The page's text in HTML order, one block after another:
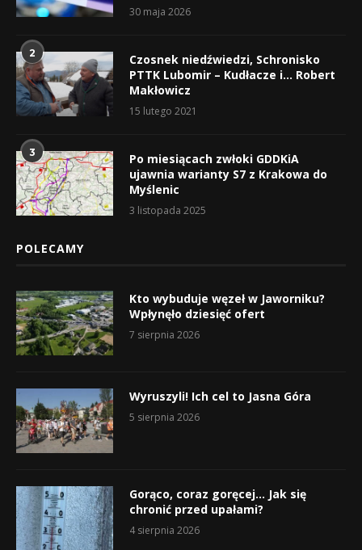
30 maja 2026
2
Czosnek niedźwiedzi, Schronisko
PTTK Lubomir – Kudłacze i… Robert
Makłowicz
15 lutego 2021
3
Po miesiącach zwłoki GDDKiA
ujawnia warianty S7 z Krakowa do
Myślenic
3 listopada 2025
POLECAMY
Kto wybuduje węzeł w Jaworniku?
Wpłynęło dziesięć ofert
7 sierpnia 2026
Wyruszyli! Ich cel to Jasna Góra
5 sierpnia 2026
Gorąco, coraz goręcej… Jak się
chronić przed upałami?
4 sierpnia 2026